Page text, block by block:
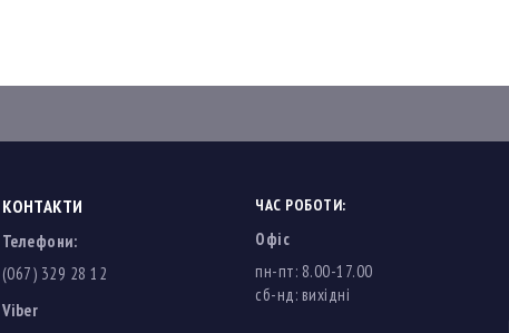
КОНТАКТИ
Телефони:
(067) 329 28 12
Viber
ЧАС РОБОТИ:
Офіс
пн-пт: 8.00-17.00
cб-нд: вихідні